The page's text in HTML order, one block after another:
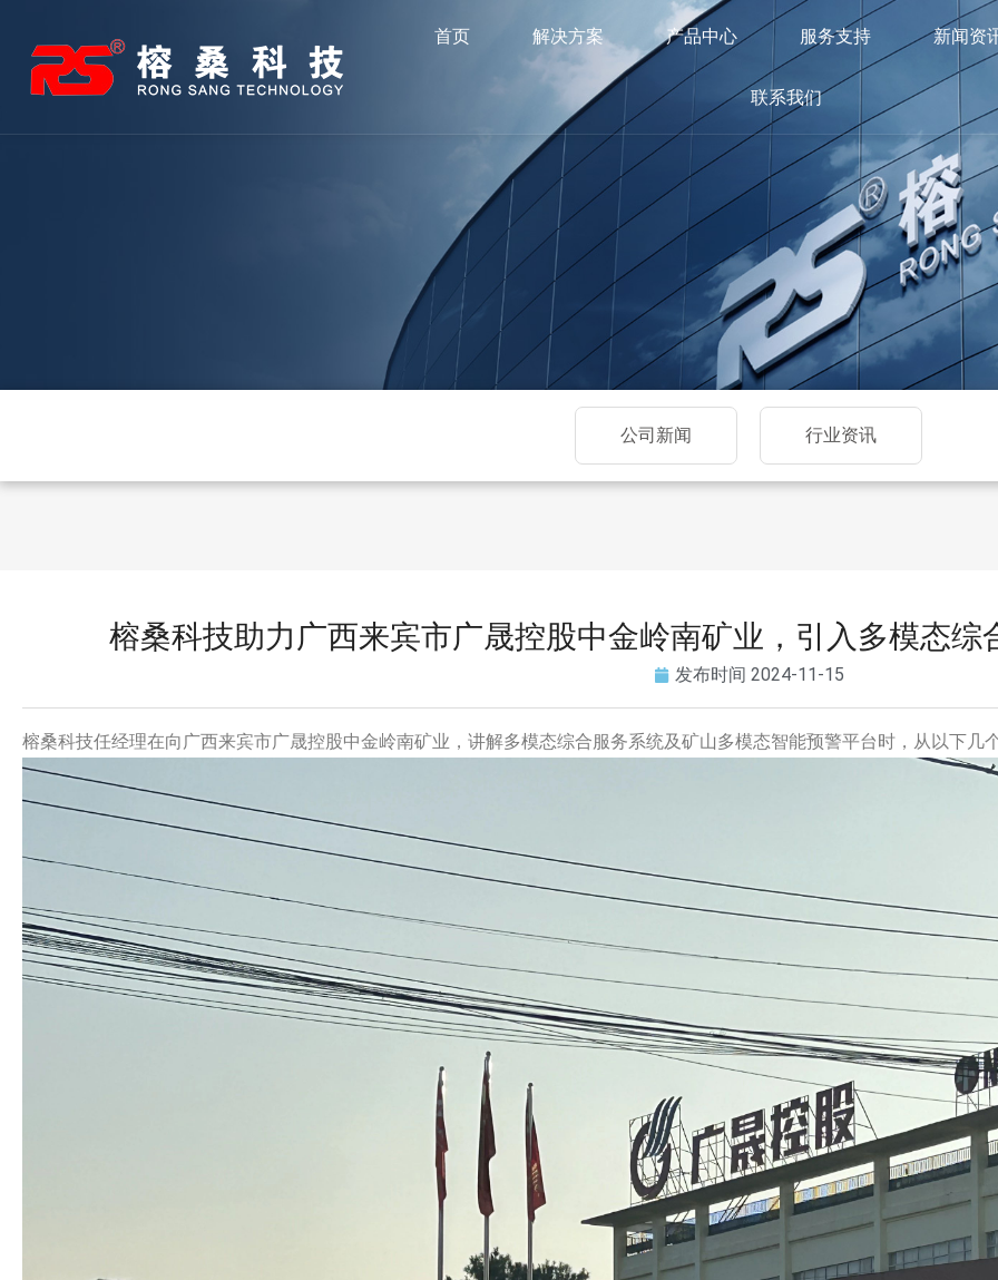
首页 解决方案 产品中心 服务支持 新闻资
联系我们
公司新闻 行业资讯
榕桑科技助力广西来宾市广晟控股中金岭南矿业，引入多模态
发布时间 2024-11-15
榕桑科技任经理在向广西来宾市广晟控股中金岭南矿业，讲解多模态综合服务系统及矿山多模态智能预警平台时，从以下几